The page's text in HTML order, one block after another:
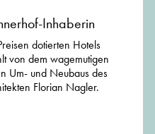
Inhaberin
dotierten Hotels
von dem wagemutigen
Um- und Neubaus des
Florian Nagler.